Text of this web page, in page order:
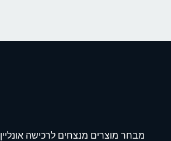
מבחר מוצרים מנצחים לרכישה אונליין